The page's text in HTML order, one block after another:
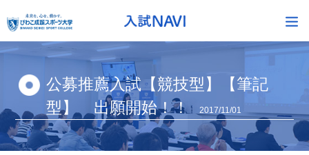
公募推薦入試【競技型】【筆記
型】 出願開始！！
2017/11/01